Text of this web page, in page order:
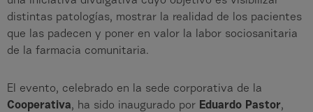
distintas patologías, mostrar la realidad de los pacientes
que las padecen y poner en valor la labor sociosanitaria
de la farmacia comunitaria.
El evento, celebrado en la sede corporativa de la
Cooperativa, ha sido inaugurado por Eduardo Pastor,